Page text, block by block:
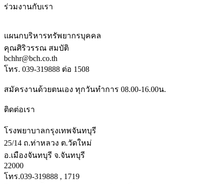
ร่วมงานกับเรา
แผนกบริหารทรัพยากรบุคคล
คุณศิริวรรณ สมบัติ
bchhr@bch.co.th
โทร. 039-319888 ต่อ 1508
สมัครงานด้วยตนเอง ทุกวันทำการ 08.00-16.00น.
ติดต่อเรา
โรงพยาบาลกรุงเทพจันทบุรี
25/14 ถ.ท่าหลวง ต.วัดใหม่
อ.เมืองจันทบุรี จ.จันทบุรี
22000
โทร.039-319888 , 1719